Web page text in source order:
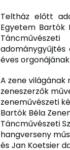
Teltház előtt
Egyetem Bartók
adománygyűjtés
éves
A zene
zeneszerzők
zeneművészeti
Bartók Béla
Táncművészeti
hangverseny
és Jan Koetsier